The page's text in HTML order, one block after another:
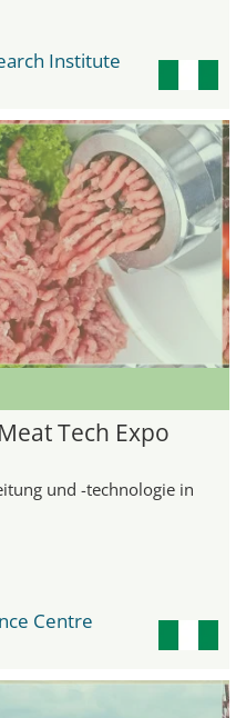
Institute
Tech Expo
und -technologie in
Centre